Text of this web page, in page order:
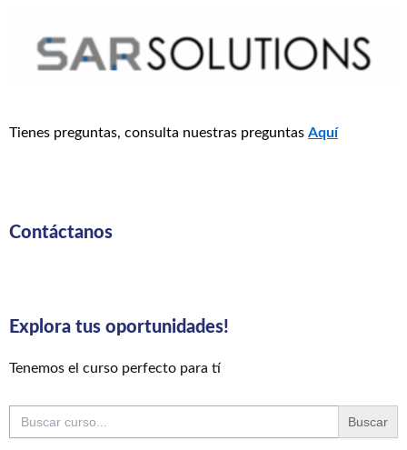
Tienes preguntas, consulta nuestras preguntas Aquí
Contáctanos
Explora tus oportunidades!
Tenemos el curso perfecto para tí
Buscar: